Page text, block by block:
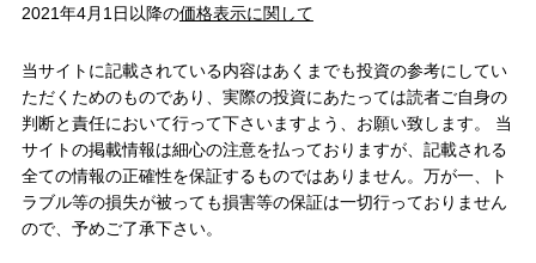
2021年4月1日以降の価格表示に関して
当サイトに記載されている内容はあくまでも投資の参考にしてい
ただくためのものであり、実際の投資にあたっては読者ご自身の
判断と責任において行って下さいますよう、お願い致します。 当
サイトの掲載情報は細心の注意を払っておりますが、記載される
全ての情報の正確性を保証するものではありません。万が一、ト
ラブル等の損失が被っても損害等の保証は一切行っておりません
ので、予めご了承下さい。